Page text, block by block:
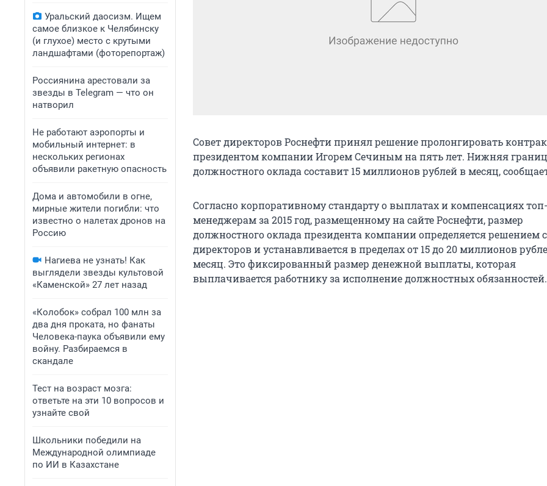
Уральский даосизм. Ищем
самое близкое к Челябинску
(и глухое) место с крутыми
ландшафтами (фоторепортаж)
Россиянина арестовали за
звезды в Telegram — что он
натворил
Не работают аэропорты и
мобильный интернет: в
нескольких регионах
объявили ракетную опасность
Дома и автомобили в огне,
мирные жители погибли: что
известно о налетах дронов на
Россию
Нагиева не узнать! Как
выглядели звезды культовой
«Каменской» 27 лет назад
«Колобок» собрал 100 млн за
два дня проката, но фанаты
Человека-паука объявили ему
войну. Разбираемся в
скандале
Тест на возраст мозга:
ответьте на эти 10 вопросов и
узнайте свой
Школьники победили на
Международной олимпиаде
по ИИ в Казахстане
Совет директоров Роснефти принял решение пролонгировать
президентом компании Игорем Сечиным на пять лет. Нижняя
должностного оклада составит 15 миллионов рублей в месяц,
Согласно корпоративному стандарту о выплатах и компенсациях топ-
менеджерам за 2015 год, размещенному на сайте Роснефти, размер
должностного оклада президента компании определяется решением
директоров и устанавливается в пределах от 15 до 20 миллионов
месяц. Это фиксированный размер денежной выплаты, которая
выплачивается работнику за исполнение должностных обязанностей.